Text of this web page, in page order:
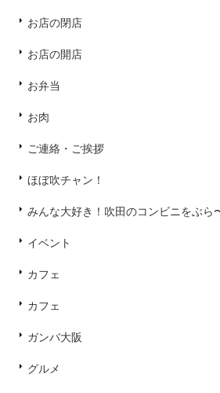
お店の閉店
お店の開店
お弁当
お肉
ご連絡・ご挨拶
ほぼ吹チャン！
みんな大好き！吹田のコンビニをぶら
イベント
カフェ
カフェ
ガンバ大阪
グルメ